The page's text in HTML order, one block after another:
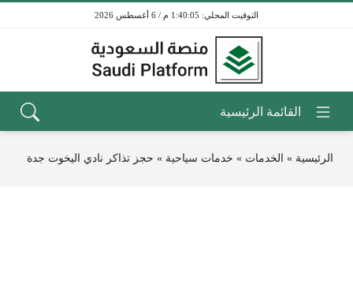
1:40:05 م / 6 أغسطس 2026
الرئيسية » الخدمات » خدمات سياحية » حجز تذاكر نادي اليخوت جدة